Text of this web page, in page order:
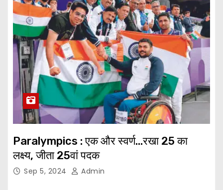
Paralympics : एक और स्वर्ण…रखा 25 का
लक्ष्य, जीता 25वां पदक
Sep 5, 2024 Admin